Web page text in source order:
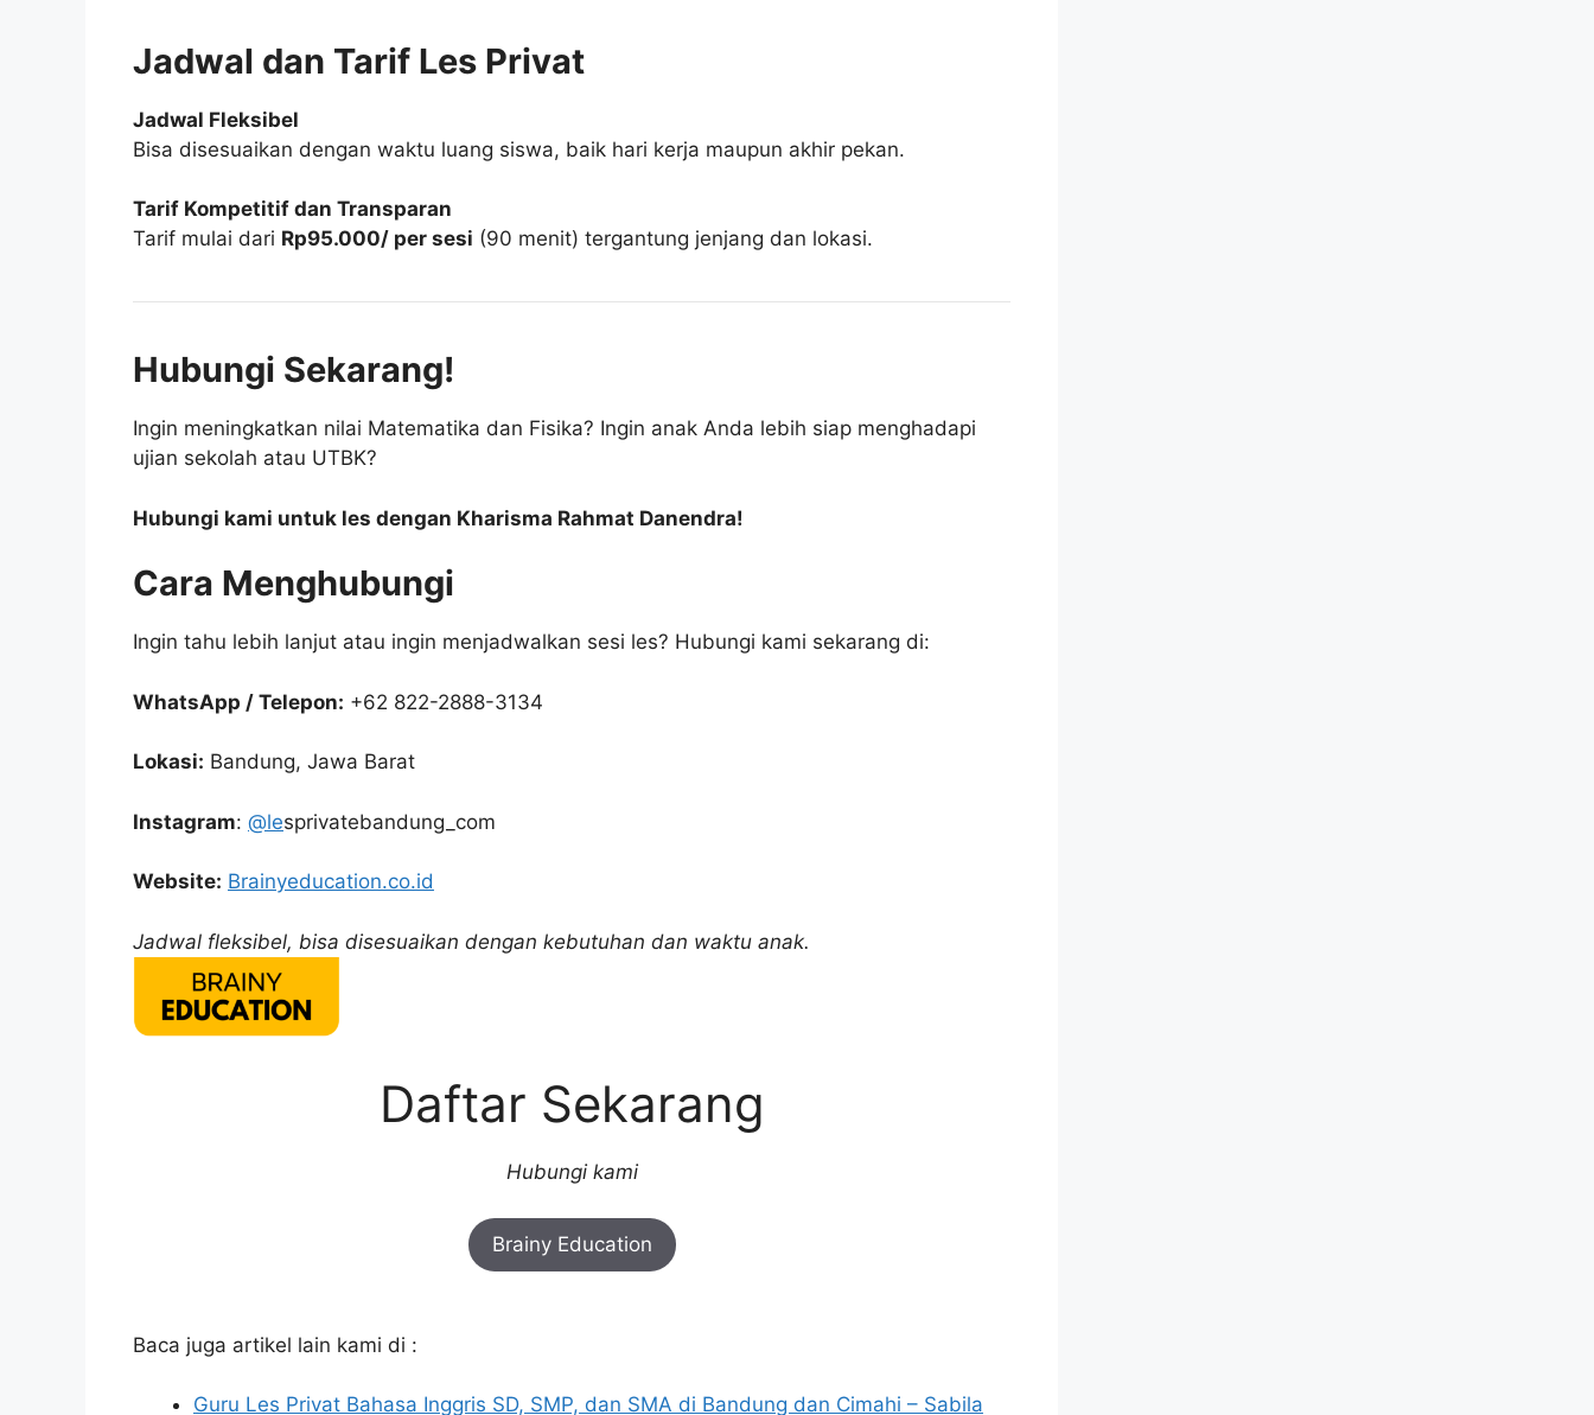
Jadwal dan Tarif Les Privat
Jadwal Fleksibel
Bisa disesuaikan dengan waktu luang siswa, baik hari kerja maupun akhir pekan.
Tarif Kompetitif dan Transparan
Tarif mulai dari Rp95.000/ per sesi (90 menit) tergantung jenjang dan lokasi.
Hubungi Sekarang!
Ingin meningkatkan nilai Matematika dan Fisika? Ingin anak Anda lebih siap menghadapi
ujian sekolah atau UTBK?
Hubungi kami untuk les dengan Kharisma Rahmat Danendra!
Cara Menghubungi
Ingin tahu lebih lanjut atau ingin menjadwalkan sesi les? Hubungi kami sekarang di:
WhatsApp / Telepon: +62 822-2888-3134
Lokasi: Bandung, Jawa Barat
Instagram: @lesprivatebandung_com
Website: Brainyeducation.co.id
Jadwal fleksibel, bisa disesuaikan dengan kebutuhan dan waktu anak.
Daftar Sekarang
Hubungi kami
Brainy Education
Baca juga artikel lain kami di :
Guru Les Privat Bahasa Inggris SD, SMP, dan SMA di Bandung dan Cimahi – Sabila